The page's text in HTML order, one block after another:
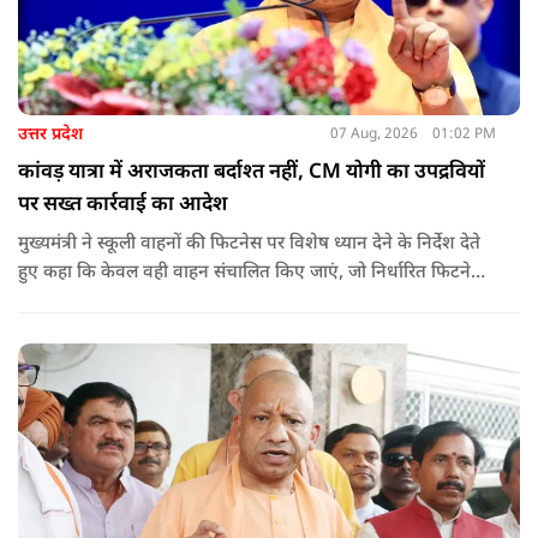
उत्तर प्रदेश 07 Aug, 2026 01:02 PM
कांवड़ यात्रा में अराजकता बर्दाश्त नहीं, CM योगी का उपद्रवियों
पर सख्त कार्रवाई का आदेश
मुख्यमंत्री ने स्कूली वाहनों की फिटनेस पर विशेष ध्यान देने के निर्देश देते
हुए कहा कि केवल वही वाहन संचालित किए जाएं, जो निर्धारित फिटनेस
ताकि विद्यार्थियों और आम नागरिकों की सुरक्षा सुनिश्चित की जा सके.